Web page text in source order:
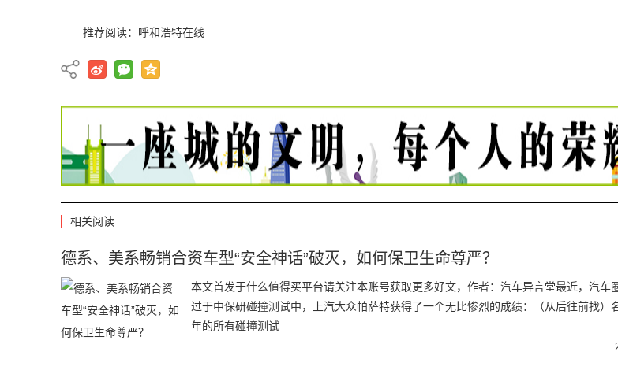
推荐阅读： 呼和浩特在线
相关阅读
德系、美系畅销合资车型“安全神话”破灭，如何保卫生命尊严？
本文首发于什么值得买平台请关注本账号获取更多好文，作者：汽车异言堂最近，汽车
过于中保研碰撞测试中，上汽大众帕萨特获得了一个无比惨烈的成绩：（从后往前找）
年的所有碰撞测试